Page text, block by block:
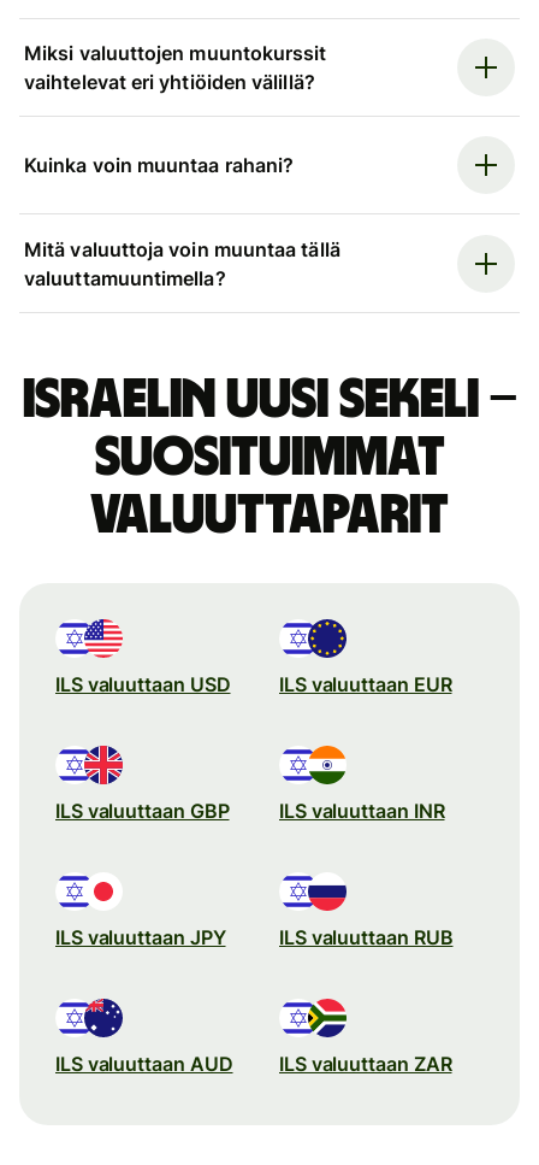
Miksi valuuttojen muuntokurssit
vaihtelevat eri yhtiöiden välillä?
Kuinka voin muuntaa rahani?
Mitä valuuttoja voin muuntaa tällä
valuuttamuuntimella?
Israelin uusi sekeli –
suosituimmat
valuuttaparit
ILS valuuttaan USD ILS valuuttaan EUR
ILS valuuttaan GBP ILS valuuttaan INR
ILS valuuttaan JPY ILS valuuttaan RUB
ILS valuuttaan AUD ILS valuuttaan ZAR